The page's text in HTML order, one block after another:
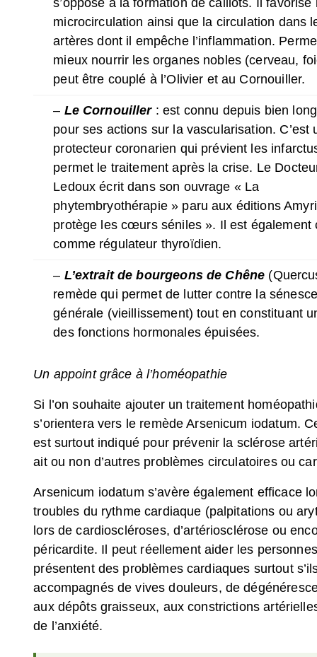
microcirculation ainsi que la circulation dans
artères dont il empêche l’inflammation.
mieux nourrir les organes nobles (cerveau,
peut être couplé à l’Olivier et au Cornouiller.
– Le Cornouiller: est connu depuis bien
pour ses actions sur la vascularisation. C’est
protecteur coronarien qui prévient les
permet le traitement après la crise. Le
Ledoux écrit dans son ouvrage « La
phytembryothérapie » paru aux éditions
protège les cœurs séniles ». Il est également
comme régulateur thyroïdien.
– L’extrait de bourgeons de Chêne
remède qui permet de lutter contre la
générale (vieillissement) tout en constituant
des fonctions hormonales épuisées.
Un appoint grâce à l’homéopathie
Si l’on souhaite ajouter un traitement
s’orientera vers le remède Arsenicum iodatum.
est surtout indiqué pour prévenir la sclérose
ait ou non d’autres problèmes circulatoires ou
Arsenicum iodatum s’avère également efficace
troubles du rythme cardiaque (palpitations ou
lors de cardioscléroses, d’artériosclérose ou
péricardite. Il peut réellement aider les
présentent des problèmes cardiaques surtout
accompagnés de vives douleurs, de
aux dépôts graisseux, aux constrictions
de l’anxiété.